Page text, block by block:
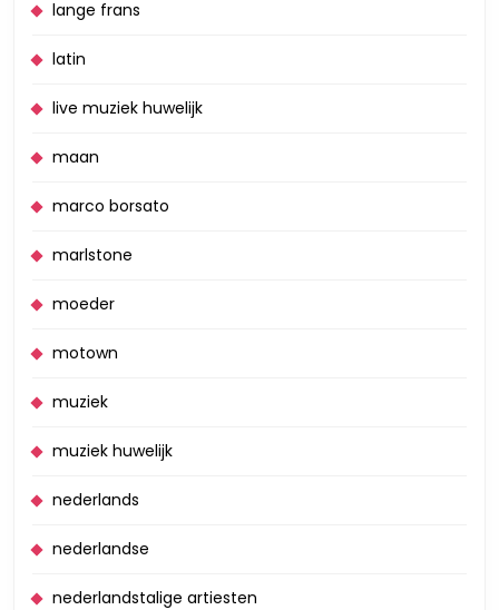
lange frans
latin
live muziek huwelijk
maan
marco borsato
marlstone
moeder
motown
muziek
muziek huwelijk
nederlands
nederlandse
nederlandstalige artiesten